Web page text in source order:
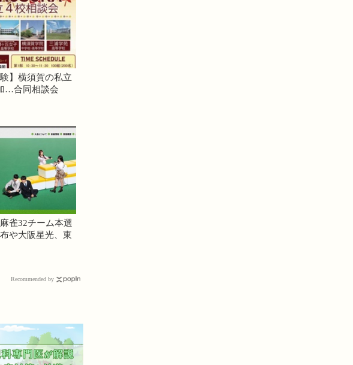
験】横須賀の私立
…合同相談会
雀32チーム本選
や大阪星光、東
Recommended by